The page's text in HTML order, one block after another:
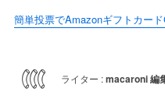
簡単投票でAmazonギフトカード
ライター :macaroni 編